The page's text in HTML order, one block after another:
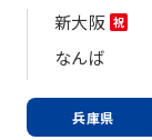
新大阪 祝
なんば
兵庫県